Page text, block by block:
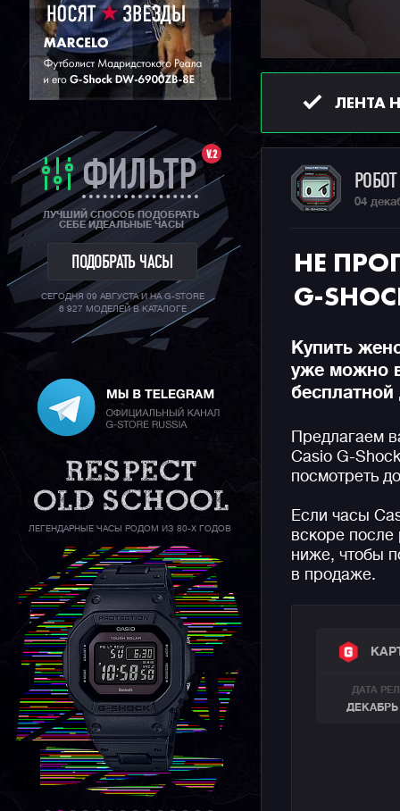
V.2
ФИЛЬТР
ЛУЧШИЙ СПОСОБ ПОДОБРАТЬ
СЕБЕ ИДЕАЛЬНЫЕ ЧАСЫ
ПОДОБРАТЬ ЧАСЫ
СЕГОДНЯ 09 АВГУСТА И НА G-STORE
6 927 МОДЕЛЕЙ В КАТАЛОГЕ
ЛЕГЕНДАРНЫЕ ЧАСЫ РОДОМ ИЗ 80-Х ГОДОВ
ЛЕНТА
04
НЕ
G-
Купить
уже можно
Предлагаем
Casio G-
посмотреть
Если часы
вскоре
ниже, чтобы
в продаже.
ДАТА
ДЕКАБРЬ